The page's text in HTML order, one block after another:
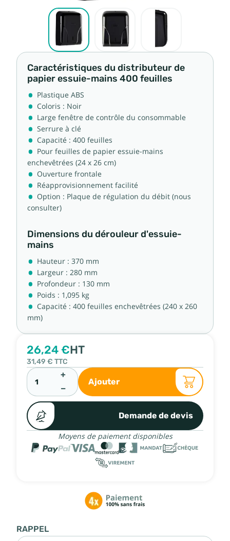
Caractéristiques du distributeur de
papier essuie-mains 400 feuilles
Plastique ABS
Coloris : Noir
Large fenêtre de contrôle du consommable
Serrure à clé
Capacité : 400 feuilles
Pour feuilles de papier essuie-mains
enchevêtrées (24 x 26 cm)
Ouverture frontale
Réapprovisionnement facilité
Option : Plaque de régulation du débit (nous
consulter)
Dimensions du dérouleur d'essuie-
mains
Hauteur : 370 mm
Largeur : 280 mm
Profondeur : 130 mm
Poids : 1,095 kg
Capacité : 400 feuilles enchevêtrées (240 x 260
mm)
26,24 €HT
31,49 € TTC
+
−
Ajouter
Demande de devis
Moyens de paiement disponibles
RAPPEL